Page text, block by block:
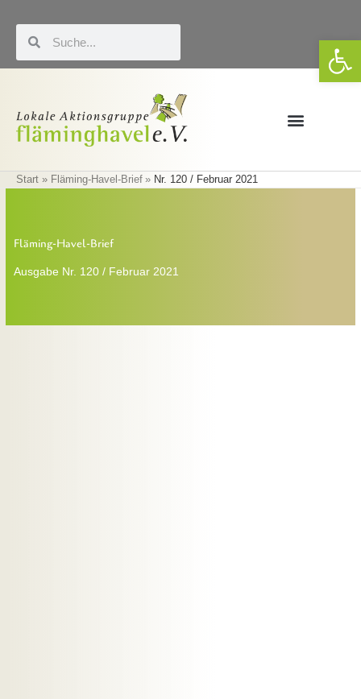
Inhalt
springen
Start Fläming-Havel-Brief Nr. 120 / Februar 2021
Fläming-Havel-Brief
Ausgabe Nr. 120 / Februar 2021